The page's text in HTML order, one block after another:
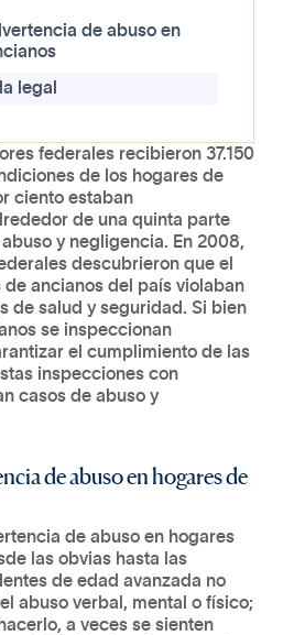
de abuso en
legal
federales recibieron 37.150
de los hogares de
ciento estaban
de una quinta parte
y negligencia. En 2008,
descubrieron que el
ancianos del país violaban
de salud y seguridad. Si bien
se inspeccionan
el cumplimiento de las
inspecciones con
casos de abuso y
de abuso en hogares de
de abuso en hogares
las obvias hasta las
de edad avanzada no
abuso verbal, mental o físico;
a veces se sienten